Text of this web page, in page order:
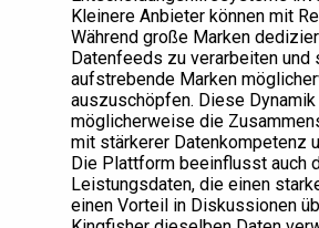
Kleinere Anbieter können mit
Während große Marken
Datenfeeds zu verarbeiten
aufstrebende Marken
auszuschöpfen. Diese
möglicherweise die
mit stärkerer Datenkompetenz
Die Plattform beeinflusst auch
Leistungsdaten, die einen
einen Vorteil in Diskussionen